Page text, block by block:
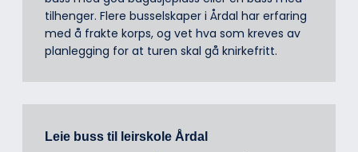
tilhenger. Flere busselskaper i Årdal har erfaring
med å frakte korps, og vet hva som kreves av
planlegging for at turen skal gå knirkefritt.
Leie buss til leirskole Årdal